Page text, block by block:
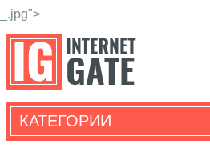
_.jpg">
КАТЕГОРИИ